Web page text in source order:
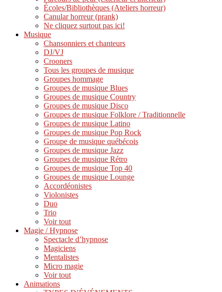
Écoles/Bibliothèques (Ateliers horreur)
Canular horreur (prank)
Ne cliquez surtout pas ici!
Musique
Chansonniers et chanteurs
DJ/VJ
Crooners
Tous les groupes de musique
Groupes hommage
Groupes de musique Blues
Groupes de musique Country
Groupes de musique Disco
Groupes de musique Folklore / Traditionnelle
Groupes de musique Latino
Groupes de musique Pop Rock
Groupe de musique québécois
Groupes de musique Jazz
Groupes de musique Rétro
Groupes de musique Top 40
Groupes de musique Lounge
Accordéonistes
Violonistes
Duo
Trio
Voir tout
Magie / Hypnose
Spectacle d’hypnose
Magiciens
Mentalistes
Micro magie
Voir tout
Animations